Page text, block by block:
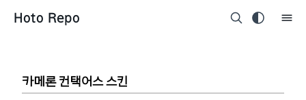
Hoto Repo
카메론 컨택어스 스킨